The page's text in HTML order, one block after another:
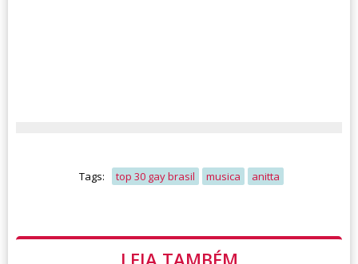
Tags: top 30 gay brasil musica anitta